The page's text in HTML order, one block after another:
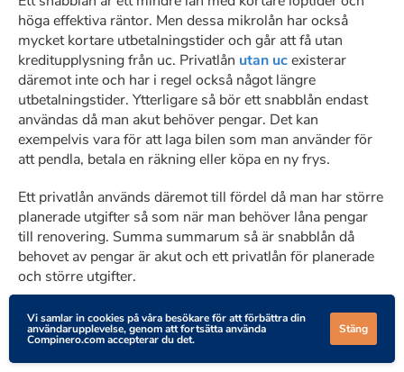
höga effektiva räntor. Men dessa mikrolån har också
mycket kortare utbetalningstider och går att få utan
kreditupplysning från uc. Privatlån utan ucexisterar
däremot inte och har i regel också något längre
utbetalningstider. Ytterligare så bör ett snabblån endast
användas då man akut behöver pengar. Det kan
exempelvis vara för att laga bilen som man använder för
att pendla, betala en räkning eller köpa en ny frys.
Ett privatlån används däremot till fördel då man har större
planerade utgifter så som när man behöver låna pengar
till renovering. Summa summarum så är snabblån då
behovet av pengar är akut och ett privatlån för planerade
och större utgifter.
Vi samlar in cookies på våra besökare för att förbättra din
användarupplevelse, genom att fortsätta använda
Compinero.com accepterar du det.
Stäng